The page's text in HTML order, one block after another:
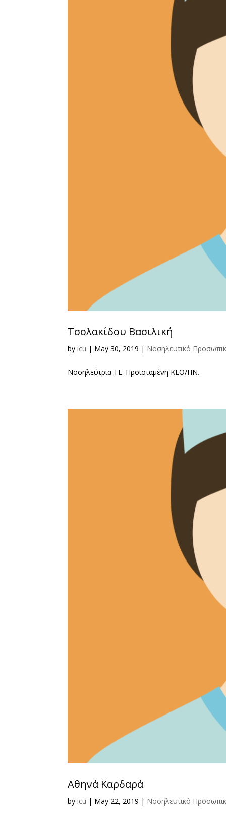
Τσολακίδου Βασιλική
byicu | May 30, 2019 | Νοσηλευτικό
Νοσηλεύτρια ΤΕ. Προϊσταμένη ΚΕΘ/ΠΝ.
Αθηνά Καρδαρά
byicu | May 22, 2019 | Νοσηλευτικό